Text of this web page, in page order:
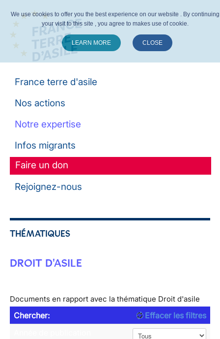
France terre d'asile
Nos actions
Notre expertise
Infos migrants
Faire un don
Rejoignez-nous
THÉMATIQUES
DROIT D'ASILE
Documents en rapport avec la thématique Droit d'asile
Chercher:
Effacer les filtres
We use cookies to offer you the best experience on our website . By continuing
your visit to this site , you agree to makes use of cookie.
LEARN MORE CLOSE